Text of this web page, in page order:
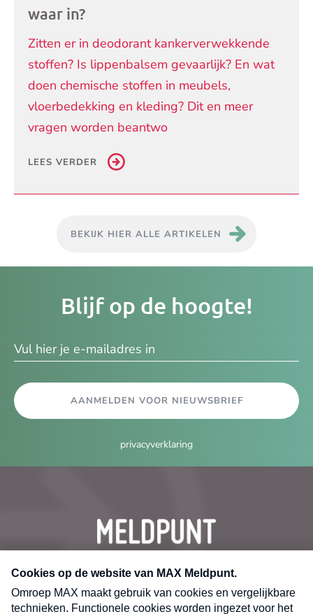
waar in?
Zitten er in deodorant kankerverwekkende
stoffen? Is lippenbalsem gevaarlijk? En wat
doen chemische stoffen in meubels,
vloerbedekking en kleding? Dit en meer
vragen worden beantwo
LEES VERDER
BEKIJK HIER ALLE ARTIKELEN
Blijf op de hoogte!
AANMELDEN VOOR NIEUWSBRIEF
privacyverklaring
CONTACT